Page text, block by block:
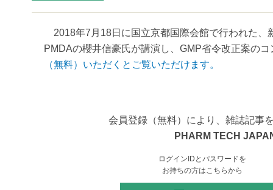
2018年7月18日に国立京都国際会館で行われた、
PMDAの櫻井信豪氏が講演し、GMP省令改正案の
（無料）いただくとご覧いただけます。
会員登録（無料）により、雑誌記事
PHARM TECH
ログインIDとパスワードを
お持ちの方はこちらから